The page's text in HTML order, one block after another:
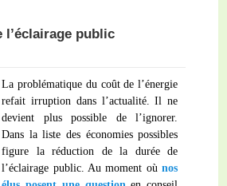
l’éclairage public
La problématique du coût de l’énergie
refait irruption dans l’actualité. Il ne
devient plus possible de l’ignorer.
Dans la liste des économies possibles
figure la réduction de la durée de
l’éclairage public. Au moment oùnos